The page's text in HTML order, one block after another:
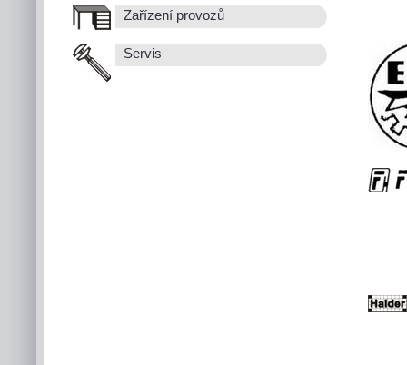
Zařízení provozů
Servis